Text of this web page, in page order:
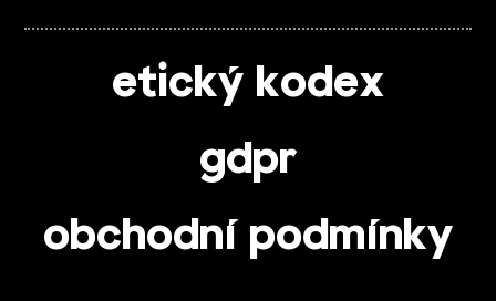
etický kodex
gdpr
obchodní podmínky